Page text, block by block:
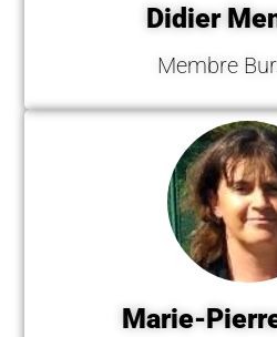
Didier
Membre
Marie-